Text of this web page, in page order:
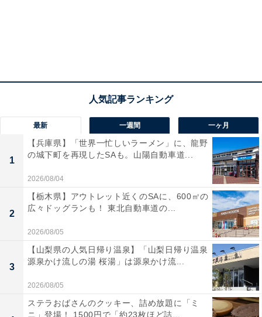
最新 一週間 一ヶ月
1
【兵庫県】「世界一忙しいラーメン」に、龍野
の城下町を再現したSAも。山陽自動車道...
2026/08/04
2
【栃木県】アウトレット近くのSAに、600㎡の
広々ドッグランも！ 東北自動車道の...
2026/08/05
3
【山梨県の人気日帰り温泉】「山梨日帰り温泉
源泉かけ流しの湯 桜湯」は源泉かけ流...
2026/08/05
ステラおばさんのクッキー、詰め放題に「ミ
ニ」登場！ 1500円で「約23枚ほど詰...